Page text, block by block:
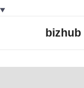
bizhub